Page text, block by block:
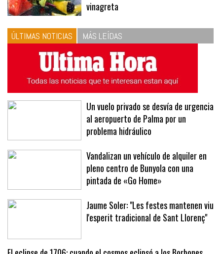
vinagreta
ÚLTIMAS NOTICIAS MÁS LEÍDAS
Un vuelo privado se desvía de urgencia
al aeropuerto de Palma por un
problema hidráulico
Vandalizan un vehículo de alquiler en
pleno centro de Bunyola con una
pintada de «Go Home»
Jaume Soler: "Les festes mantenen viu
l'esperit tradicional de Sant Llorenç"